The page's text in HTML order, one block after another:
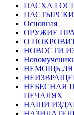
ПАСХА
Основная
ОРУЖИЕ
О
НОВОСТИ
НЕМОЩЬ
НЕБЕСНАЯ
ПЕЧАЛЯХ
НАШИ